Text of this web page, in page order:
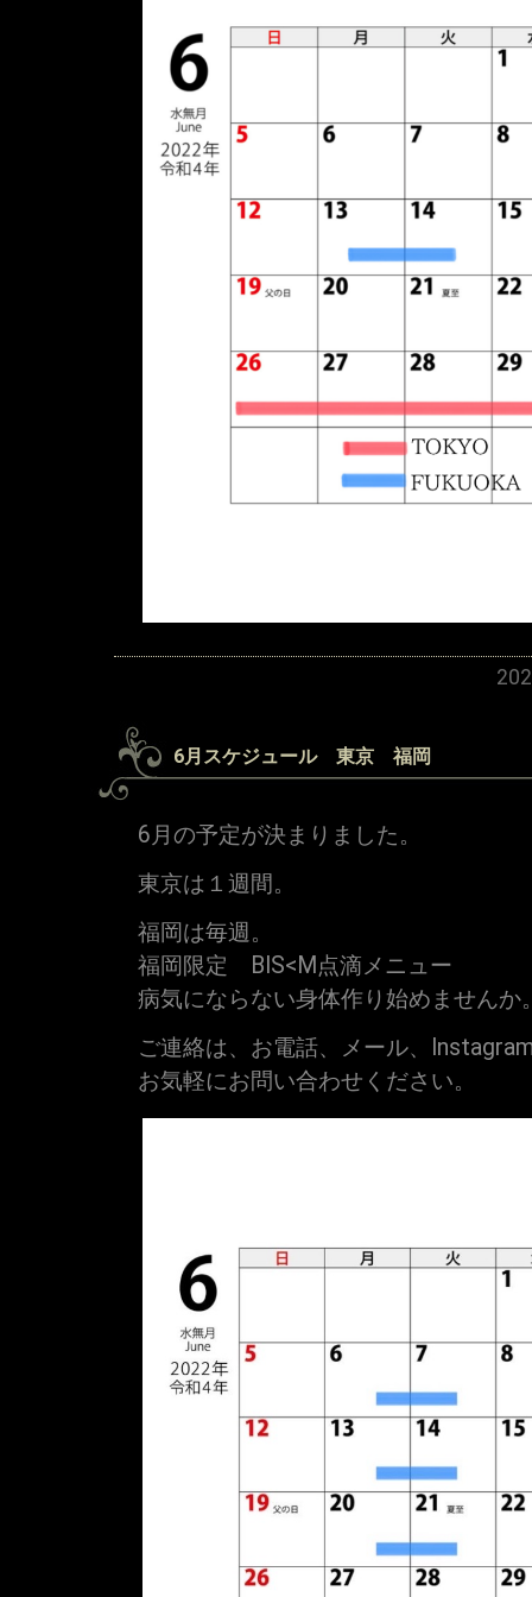
6月スケジュール 東京 福岡
6月の予定が決まりました。
東京は１週間。
福岡は毎週。
福岡限定 BIS<M点滴メニュー
病気にならない身体作り始めませんか
ご連絡は、お電話、メール、
お気軽にお問い合わせください。